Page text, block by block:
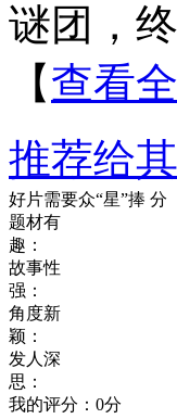
谜团，
【查看
推荐给
好片需要众“星”捧 分
题材有
趣：
故事性
强：
角度新
颖：
发人深
思：
我的评分： 0分